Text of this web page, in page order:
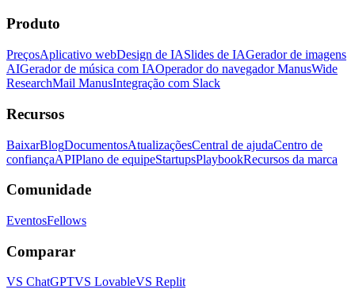
Produto
PreçosAplicativo webDesign de IASlides de IAGerador de imagens
AIGerador de música com IAOperador do navegador ManusWide
ResearchMail ManusIntegração com Slack
Recursos
BaixarBlogDocumentosAtualizaçõesCentral de ajudaCentro de
confiançaAPIPlano de equipeStartupsPlaybookRecursos da marca
Comunidade
EventosFellows
Comparar
VS ChatGPTVS LovableVS Replit